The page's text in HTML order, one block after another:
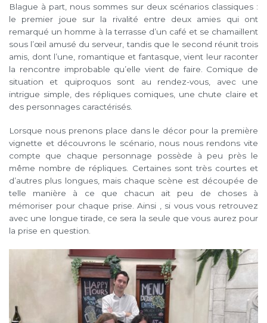
Blague à part, nous sommes sur deux scénarios classiques :
le premier joue sur la rivalité entre deux amies qui ont
remarqué un homme à la terrasse d’un café et se chamaillent
sous l’œil amusé du serveur, tandis que le second réunit trois
amis, dont l’une, romantique et fantasque, vient leur raconter
la rencontre improbable qu’elle vient de faire. Comique de
situation et quiproquos sont au rendez-vous, avec une
intrigue simple, des répliques comiques, une chute claire et
des personnages caractérisés.
Lorsque nous prenons place dans le décor pour la première
vignette et découvrons le scénario, nous nous rendons vite
compte que chaque personnage possède à peu près le
même nombre de répliques. Certaines sont très courtes et
d’autres plus longues, mais chaque scène est découpée de
telle manière à ce que chacun ait peu de choses à
mémoriser pour chaque prise. Ainsi , si vous vous retrouvez
avec une longue tirade, ce sera la seule que vous aurez pour
la prise en question.